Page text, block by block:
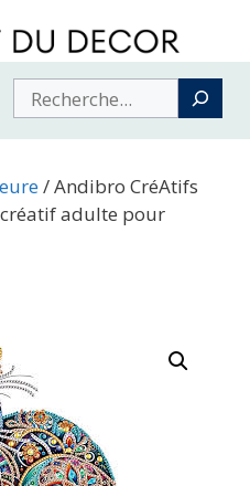
Buscar
/ Andibro CréAtifs
adulte pour